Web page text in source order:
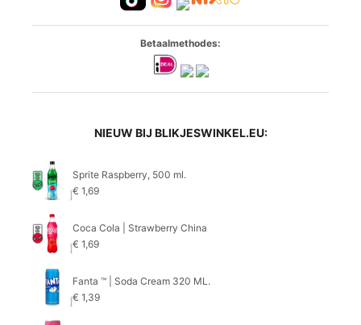
Betaalmethodes:
NIEUW BIJ BLIKJESWINKEL.EU:
Sprite Raspberry, 500 ml.
€ 1,69
Coca Cola | Strawberry China
€ 1,69
Fanta ™ | Soda Cream 320 ML.
€ 1,39